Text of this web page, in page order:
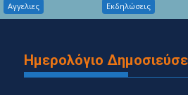
Αγγελιες Εκδηλώσεις
Ημερολόγιο